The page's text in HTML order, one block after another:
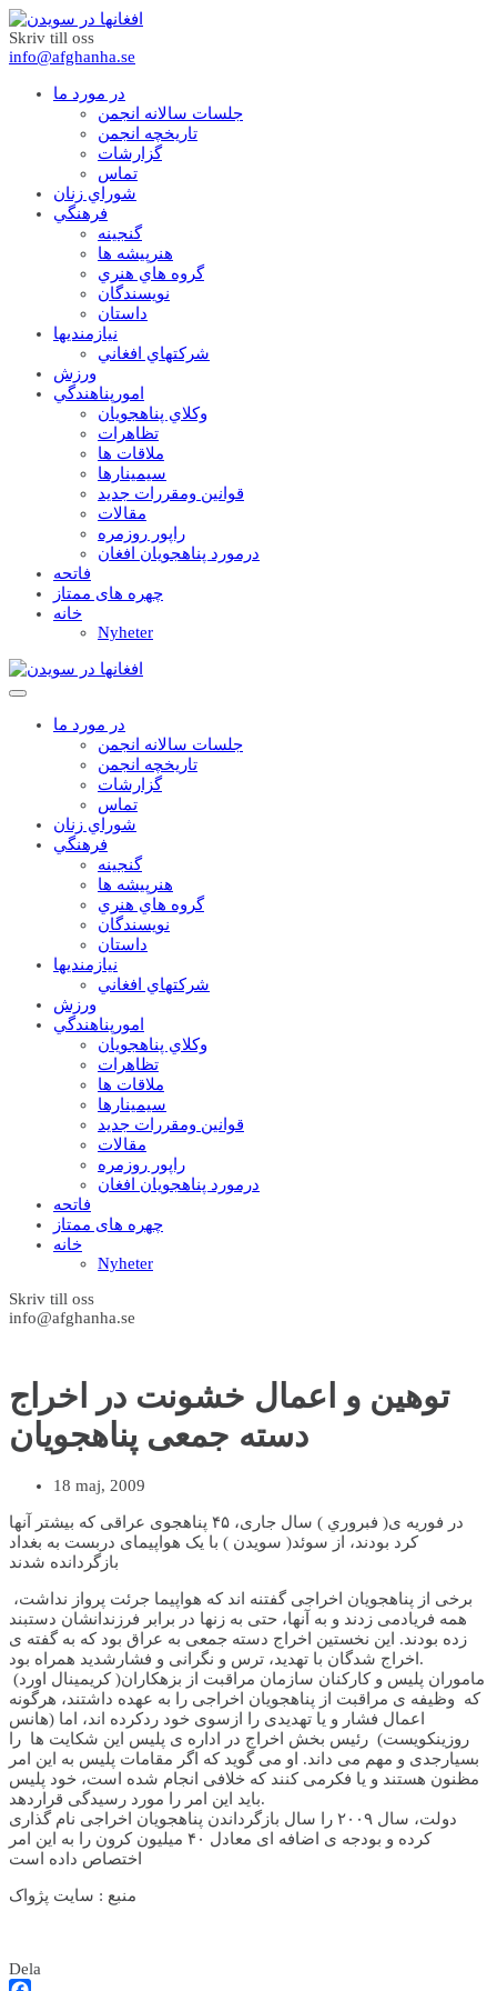
Skriv till oss
info@afghanha.se
در مورد ما
جلسات سالانه انجمن
تاریخچه انجمن
گزارشات
تماس
شوراي زنان
فرهنگي
گنجينه
هنرپيشه ها
گروه هاي هنري
نويسندگان
داستان
نيازمنديها
شرکتهاي افغاني
ورزش
امورپناهندگي
وکلاي پناهجويان
تظاهرات
ملاقات ها
سيمينارها
قوانين ومقررات جديد
مقالات
راپور روزمره
درمورد پناهجويان افغان
فاتحه
چهره های ممتاز
خانه
Nyheter
در مورد ما
جلسات سالانه انجمن
تاریخچه انجمن
گزارشات
تماس
شوراي زنان
فرهنگي
گنجينه
هنرپيشه ها
گروه هاي هنري
نويسندگان
داستان
نيازمنديها
شرکتهاي افغاني
ورزش
امورپناهندگي
وکلاي پناهجويان
تظاهرات
ملاقات ها
سيمينارها
قوانين ومقررات جديد
مقالات
راپور روزمره
درمورد پناهجويان افغان
فاتحه
چهره های ممتاز
خانه
Nyheter
Skriv till oss
info@afghanha.se
توهین و اعمال خشونت در اخراج
دسته جمعی پناهجویان
18 maj, 2009
در فوریه ی( فبروري ) سال جاری، ۴۵ پناهجوی عراقی که بیشتر آنها
کرد بودند، از سوئد( سويدن ) با یک هواپیمای دربست به بغداد
بازگردانده شدند
همه فریادمی زدند و به آنها، حتی به زنها در برابر فرزندانشان دستبند
زده بودند. این نخستین اخراج دسته جمعی به عراق بود که به گفته ی
اخراج شدگان با تهدید، ترس و نگرانی و فشارشدید همراه بود.
ماموران پلیس و کارکنان سازمان مراقبت از بزهکاران( کريمينال اورد)
که وظیفه ی مراقبت از پناهجویان اخراجی را به عهده داشتند، هرگونه
اعمال فشار و یا تهدیدی را ازسوی خود ردکرده اند، اما (هانس
روزينکويست) رئیس بخش اخراج در اداره ی پلیس این شکایت ها را
بسیارجدی و مهم می داند. او می گوید که اگر مقامات پلیس به این امر
مظنون هستند و یا فکرمی کنند که خلافی انجام شده است، خود پلیس
باید این امر را مورد رسیدگی قراردهد.
دولت، سال ۲۰۰۹ را سال بازگرداندن پناهجویان اخراجی نام گذاری
کرده و بودجه ی اضافه ای معادل ۴۰ میلیون کرون را به این امر
اختصاص داده است
منبع : سايت پژواک
Dela